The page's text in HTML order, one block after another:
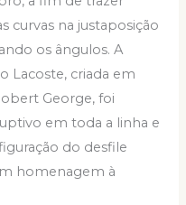
curvas na justaposição
os ângulos. A
Lacoste, criada em
George, foi
em toda a linha e
do desfile
homenagem à